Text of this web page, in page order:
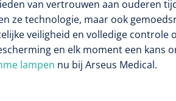
van vertrouwen aan ouderen
ze technologie, maar ook
veiligheid en volledige controle
en elk moment een kans
lampen nu bij Arseus Medical.